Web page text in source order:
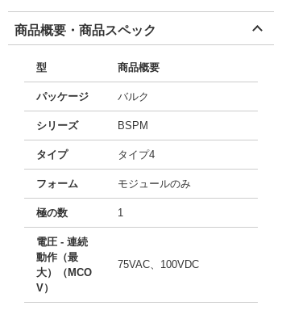
商品概要・商品スペック
型 商品概要
パッケージ バルク
シリーズ BSPM
タイプ タイプ4
フォーム モジュールのみ
極の数 1
電圧 - 連続
動作（最
大）（MCO
V）
75VAC、100VDC